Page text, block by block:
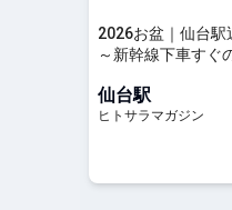
2026お盆｜仙台駅
～新幹線下車す
仙台駅
ヒトサラマガジン